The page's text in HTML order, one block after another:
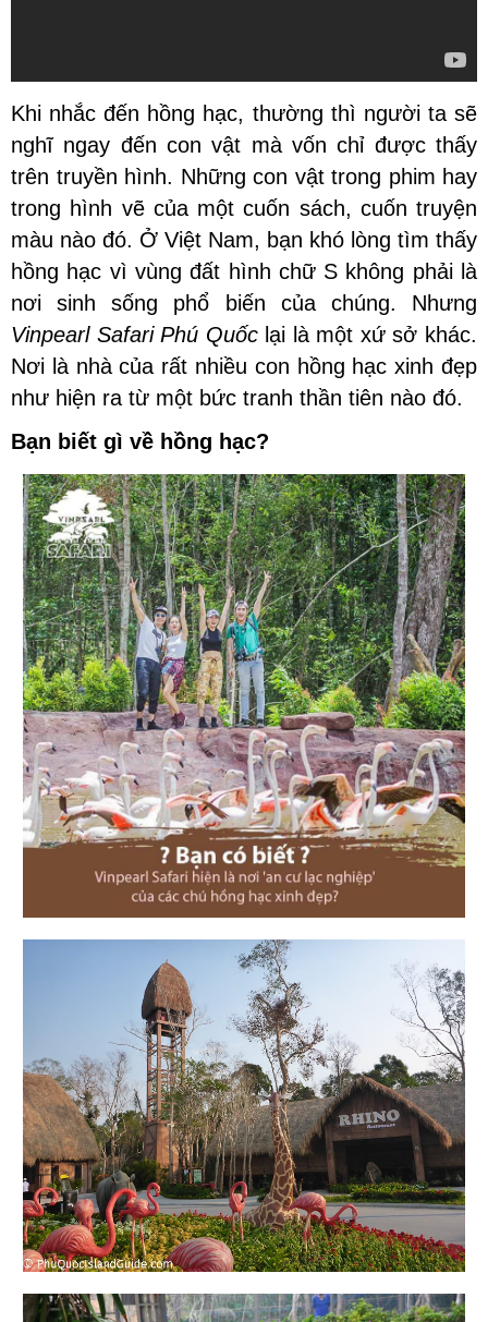
Khi nhắc đến hồng hạc, thường thì người ta sẽ
nghĩ ngay đến con vật mà vốn chỉ được thấy
trên truyền hình. Những con vật trong phim hay
trong hình vẽ của một cuốn sách, cuốn truyện
màu nào đó. Ở Việt Nam, bạn khó lòng tìm thấy
hồng hạc vì vùng đất hình chữ S không phải là
nơi sinh sống phổ biến của chúng. Nhưng
Vinpearl Safari Phú Quốclại là một xứ sở khác.
Nơi là nhà của rất nhiều con hồng hạc xinh đẹp
như hiện ra từ một bức tranh thần tiên nào đó.
Bạn biết gì về hồng hạc?